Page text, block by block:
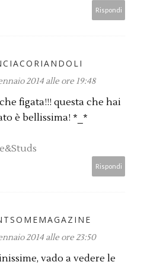
Rispondi
2014 alle ore 19:48
figata!!! questa che hai
è bellissima! *_*
Rispondi
2014 alle ore 23:50
vado a vedere le